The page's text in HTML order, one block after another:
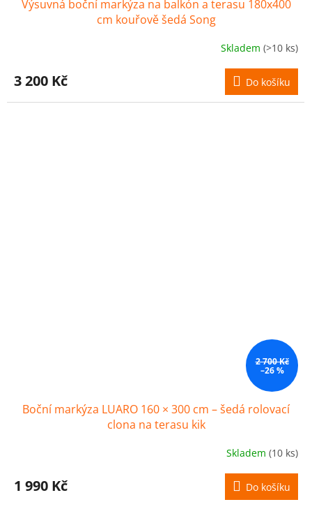
Výsuvná boční markýza na balkón a terasu 180x400
cm kouřově šedá Song
Skladem (>10 ks)
3 200 Kč Do košíku
2 700 Kč
–26 %
Boční markýza LUARO 160 × 300 cm – šedá rolovací
clona na terasu kik
Skladem (10 ks)
1 990 Kč Do košíku